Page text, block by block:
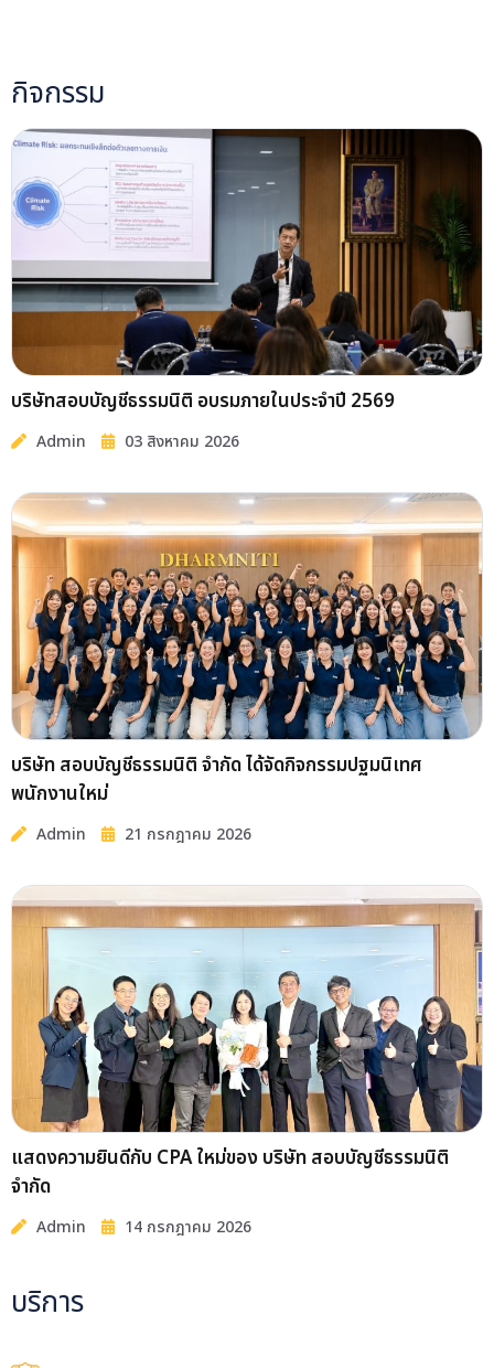
กิจกรรม
บริษัทสอบบัญชีธรรมนิติ อบรมภายในประจำปี 2569
Admin 03 สิงหาคม 2026
บริษัท สอบบัญชีธรรมนิติ จำกัด ได้จัดกิจกรรมปฐมนิเทศ
พนักงานใหม่
Admin 21 กรกฎาคม 2026
แสดงความยินดีกับ CPA ใหม่ของ บริษัท สอบบัญชีธรรมนิติ
จำกัด
Admin 14 กรกฎาคม 2026
บริการ